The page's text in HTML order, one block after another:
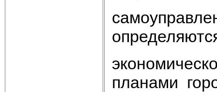
планами